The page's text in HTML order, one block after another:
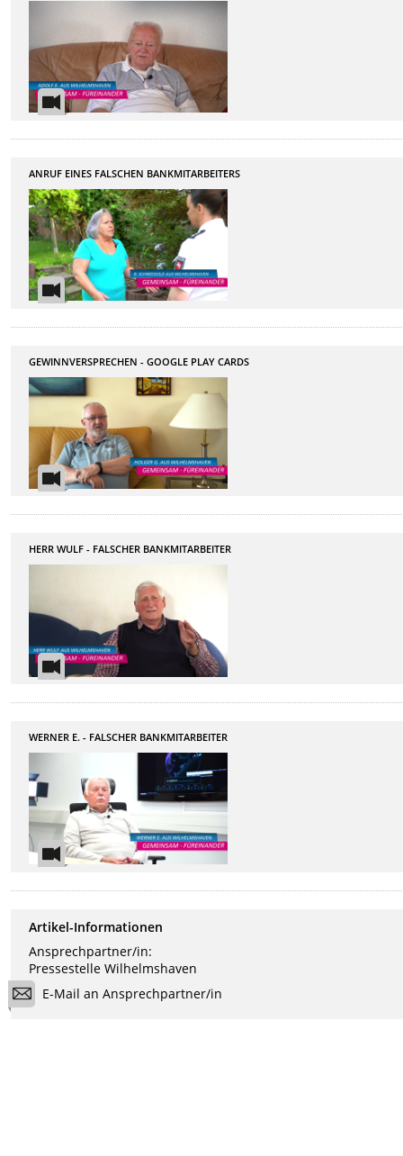
ANRUF EINES FALSCHEN BANKMITARBEITERS
GEWINNVERSPRECHEN - GOOGLE PLAY CARDS
HERR WULF - FALSCHER BANKMITARBEITER
WERNER E. - FALSCHER BANKMITARBEITER
Artikel-Informationen
Ansprechpartner/in:
Pressestelle Wilhelmshaven
E-Mail an Ansprechpartner/in